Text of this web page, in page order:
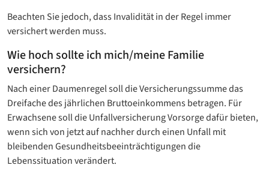
Beachten Sie jedoch, dass Invalidität in der Regel immer
versichert werden muss.
Wie hoch sollte ich mich/meine Familie
versichern?
Nach einer Daumenregel soll die Versicherungssumme das
Dreifache des jährlichen Bruttoeinkommens betragen. Für
Erwachsene soll die Unfallversicherung Vorsorge dafür bieten,
wenn sich von jetzt auf nachher durch einen Unfall mit
bleibenden Gesundheitsbeeinträchtigungen die
Lebenssituation verändert.